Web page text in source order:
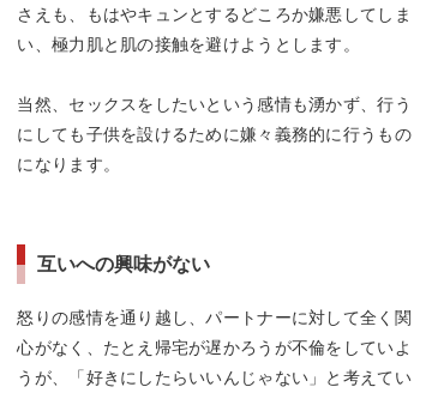
さえも、もはやキュンとするどころか嫌悪してしま
い、極力肌と肌の接触を避けようとします。
当然、セックスをしたいという感情も湧かず、行う
にしても子供を設けるために嫌々義務的に行うもの
になります。
互いへの興味がない
怒りの感情を通り越し、パートナーに対して全く関
心がなく、たとえ帰宅が遅かろうが不倫をしていよ
うが、「好きにしたらいいんじゃない」と考えてい